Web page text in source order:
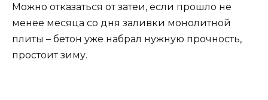
Можно отказаться от затеи, если прошло не
менее месяца со дня заливки монолитной
плиты – бетон уже набрал нужную прочность,
простоит зиму.